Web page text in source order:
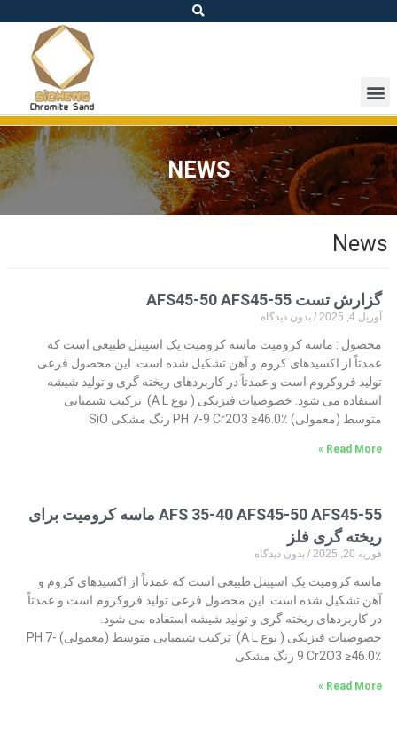
NEWS
News
گزارش تست AFS45-50 AFS45-55
آوریل 4, 2025 بدون دیدگاه
محصول : ماسه کرومیت ماسه کرومیت یک اسپینل طبیعی است که
عمدتاً از اکسیدهای کروم و آهن تشکیل شده است. این محصول فرعی
تولید فروکروم است و عمدتاً در کاربردهای ریخته گری و تولید شیشه
استفاده می شود. خصوصیات فیزیکی ( نوع A L) ترکیب شیمیایی
متوسط ​​(معمولی) PH 7-9 Cr2O3 ≥46.0٪ رنگ مشکی SiO
Read More »
AFS 35-40 AFS45-50 AFS45-55 ماسه کرومیت برای
ریخته گری فلز
فوریه 20, 2025 بدون دیدگاه
ماسه کرومیت یک اسپینل طبیعی است که عمدتاً از اکسیدهای کروم و
آهن تشکیل شده است. این محصول فرعی تولید فروکروم است و عمدتاً
در کاربردهای ریخته گری و تولید شیشه استفاده می شود.
خصوصیات فیزیکی ( نوع A L) ترکیب شیمیایی متوسط ​​(معمولی) PH 7-
9 Cr2O3 ≥46.0٪ رنگ مشکی
Read More »